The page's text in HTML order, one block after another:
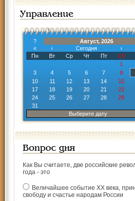
Управление
?
Август, 2026
«
‹ Сегодня ›
Пн
Вт Ср Чт Пт Сб
1
3
4 5 6 7 8
10
11 12 13 14 15
17
18 19 20 21 22
24
25 26 27 28 29
31
Выберите дату
Вопрос дня
Как Вы считаете, две российские
года - это
Величайшее событие ХХ века,
свободу и счастье народам России